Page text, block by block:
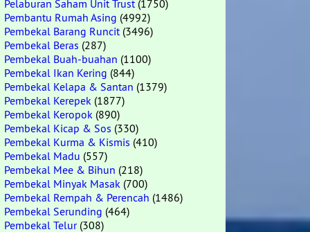
Pelaburan Saham Unit Trust(1750)
Pembantu Rumah Asing (4992)
Pembekal Barang Runcit(3496)
Pembekal Beras (287)
Pembekal Buah-buahan (1100)
Pembekal Ikan Kering (844)
Pembekal Kelapa & Santan (1379)
Pembekal Kerepek (1877)
Pembekal Keropok (890)
Pembekal Kicap & Sos (330)
Pembekal Kurma & Kismis (410)
Pembekal Madu (557)
Pembekal Mee & Bihun (218)
Pembekal Minyak Masak (700)
Pembekal Rempah & Perencah (1486)
Pembekal Serunding (464)
Pembekal Telur(308)